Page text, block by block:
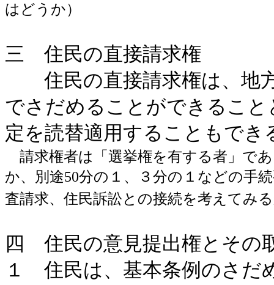
はどうか）
三 住民の直接請求権
住民の直接請求権は、地
でさだめることができるこ
定を読替適用することもでき
請求権者は「選挙権を有する者」で
か、別途50分の１、３分の１などの手
査請求、住民訴訟との接続を考えてみ
四 住民の意見提出権とその
１ 住民は、基本条例のさだ